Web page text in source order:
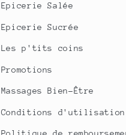
Epicerie Salée
Epicerie Sucrée
Les p'tits coins
Promotions
Massages Bien-Être
Conditions d'utilisation